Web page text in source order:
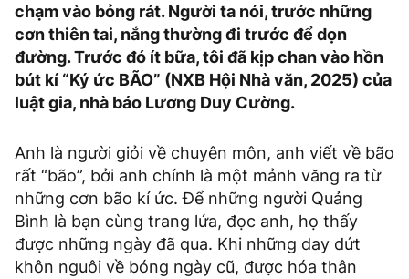
chạm vào bỏng rát. Người ta nói, trước những
cơn thiên tai, nắng thường đi trước để dọn
đường. Trước đó ít bữa, tôi đã kịp chan vào hồn
bút kí “Ký ức BÃO” (NXB Hội Nhà văn, 2025) của
luật gia, nhà báo Lương Duy Cường.
Anh là người giỏi về chuyên môn, anh viết về bão
rất “bão”, bởi anh chính là một mảnh văng ra từ
những cơn bão kí ức. Để những người Quảng
Bình là bạn cùng trang lứa, đọc anh, họ thấy
được những ngày đã qua. Khi những day dứt
khôn nguôi về bóng ngày cũ, được hóa thân